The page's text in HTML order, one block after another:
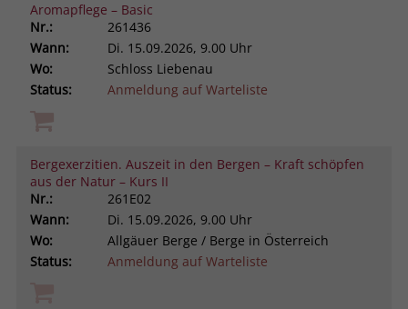
Aromapflege – Basic
Nr.:
261436
Wann:
Di. 15.09.2026, 9.00 Uhr
Wo:
Schloss Liebenau
Status:
Anmeldung auf Warteliste
Bergexerzitien. Auszeit in den Bergen – Kraft schöpfen
aus der Natur – Kurs II
Nr.:
261E02
Wann:
Di. 15.09.2026, 9.00 Uhr
Wo:
Allgäuer Berge / Berge in Österreich
Status:
Anmeldung auf Warteliste